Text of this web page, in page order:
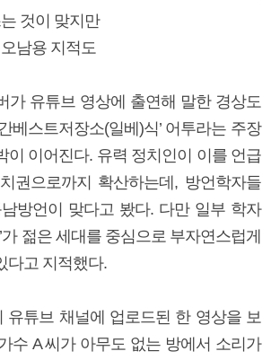
것이 맞지만
남용 지적도
가 유튜브 영상에 출연해 말한 경상도
베스트저장소(일베)식’ 어투라는 주장
이 이어진다. 유력 정치인이 이를 언급
권으로까지 확산하는데, 방언학자들
방언이 맞다고 봤다. 다만 일부 학자
가 젊은 세대를 중심으로 부자연스럽게
다고 지적했다.
유튜브 채널에 업로드된 한 영상을 보
수 A 씨가 아무도 없는 방에서 소리가